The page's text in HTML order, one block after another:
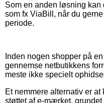
Som en anden løsning
som fx ViaBill, når du
periode.
Inden nogen shopper på
gennemse netbutikkens
meste ikke specielt
Et nemmere alternativ er
støttet af e-mærket,